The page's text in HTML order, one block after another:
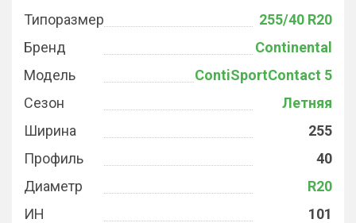
Типоразмер
255/40 R20
Бренд
Continental
Модель
ContiSportContact 5
Сезон
Летняя
Ширина
255
Профиль
40
Диаметр
R20
ИН
101